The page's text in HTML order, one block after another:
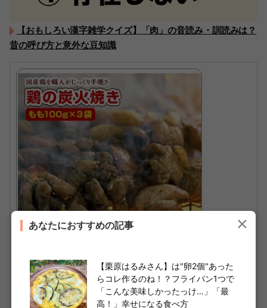
【おもしろい漢字雑学クイズ】「肉」の音読み・訓読みは？
昔の呼び方と意外な豆知識
＼27日1:59までポイント20倍／ 【特価】宮
崎名物 鶏の炭火焼き 100gX3袋 国産100％
職人が手焼き とりの炭火焼 食品 おつまみ 10
あなたにおすすめの記事
【栗原はるみさん】は"卵2個"あった
らコレ作るのね！？フライパン1つで
「こんな美味しかったっけ…」「最
高！」幸せになる食べ方